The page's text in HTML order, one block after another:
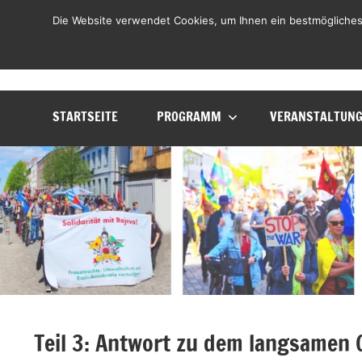
LiLO
Liste
STARTSEITE PROGRAMM
Teil 3: Antwort zu dem langsamen
Die Website verwendet Cookies, um Ihnen ein